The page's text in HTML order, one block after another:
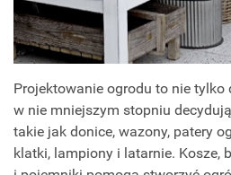
Projektowanie ogrodu to nie tylko
w nie mniejszym stopniu
takie jak donice, wazony, patery
klatki, lampiony i latarnie. Kosze,